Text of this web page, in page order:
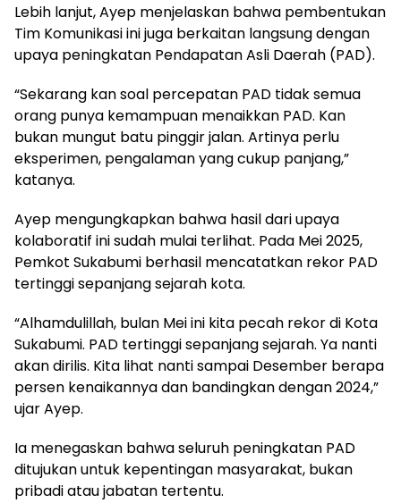
Lebih lanjut, Ayep menjelaskan bahwa pembentukan
Tim Komunikasi ini juga berkaitan langsung dengan
upaya peningkatan Pendapatan Asli Daerah (PAD).
“Sekarang kan soal percepatan PAD tidak semua
orang punya kemampuan menaikkan PAD. Kan
bukan mungut batu pinggir jalan. Artinya perlu
eksperimen, pengalaman yang cukup panjang,”
katanya.
Ayep mengungkapkan bahwa hasil dari upaya
kolaboratif ini sudah mulai terlihat. Pada Mei 2025,
Pemkot Sukabumi berhasil mencatatkan rekor PAD
tertinggi sepanjang sejarah kota.
“Alhamdulillah, bulan Mei ini kita pecah rekor di Kota
Sukabumi. PAD tertinggi sepanjang sejarah. Ya nanti
akan dirilis. Kita lihat nanti sampai Desember berapa
persen kenaikannya dan bandingkan dengan 2024,”
ujar Ayep.
Ia menegaskan bahwa seluruh peningkatan PAD
ditujukan untuk kepentingan masyarakat, bukan
pribadi atau jabatan tertentu.